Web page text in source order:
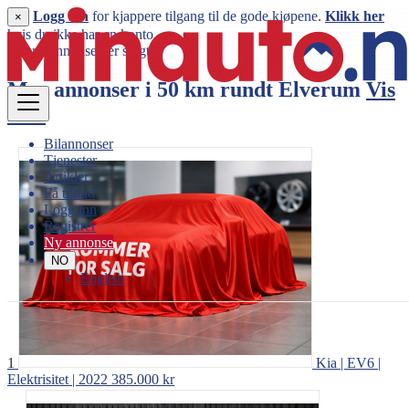
Bilannonser
Tjenester
Artikler
Få tilbud
Logg inn
Registrer
Ny annonse
NO
English
× Logg inn for kjappere tilgang til de gode kjøpene. Klikk her
hvis du ikke har en konto.
Denne annonsen er solgt
Mer annonser i 50 km rundtElverum Vis
mer
1
Kia | EV6 |
Elektrisitet | 2022 385.000 kr